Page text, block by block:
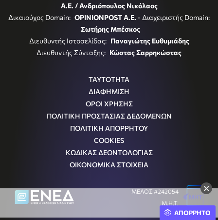
×
Α.Ε. / Ανδριόπουλος Νικόλαος
Δικαιούχος Domain: OPINIONPOST A.E. - Διαχειριστής Domain:
Σωτήρης Μπέσκος
Διευθυντής Ιστοσελίδας: Παναγιώτης Ευθυμιάδης
Διευθυντής Σύνταξης: Κώστας Σαρρηκώστας
ΤΑΥΤΟΤΗΤΑ
ΔΙΑΦΗΜΙΣΗ
ΟΡΟΙ ΧΡΗΣΗΣ
ΠΟΛΙΤΙΚΗ ΠΡΟΣΤΑΣΙΑΣ ΔΕΔΟΜΕΝΩΝ
ΠΟΛΙΤΙΚΗ ΑΠΟΡΡΗΤΟΥ
COOKIES
ΚΩΔΙΚΑΣ ΔΕΟΝΤΟΛΟΓΙΑΣ
ΟΙΚΟΝΟΜΙΚΑ ΣΤΟΙΧΕΙΑ
ΜΕΛΟΣ #242054
Μ.Η.Τ.
ΑΠΟΡΡΗΤΟ